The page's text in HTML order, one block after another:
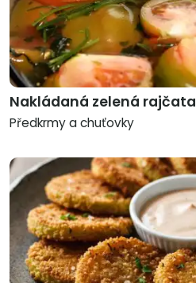
Nakládaná zelená rajčata
Předkrmy a chuťovky